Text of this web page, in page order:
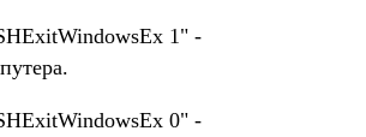
1" -
0" -